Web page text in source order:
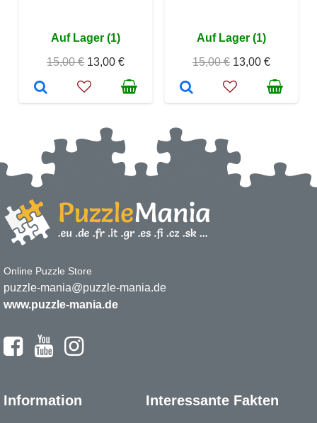
Auf Lager (1)
15,00 € 13,00 €
Auf Lager (1)
15,00 € 13,00 €
Online Puzzle Store
puzzle-mania@puzzle-mania.de
www.puzzle-mania.de
Information Interessante Fakten